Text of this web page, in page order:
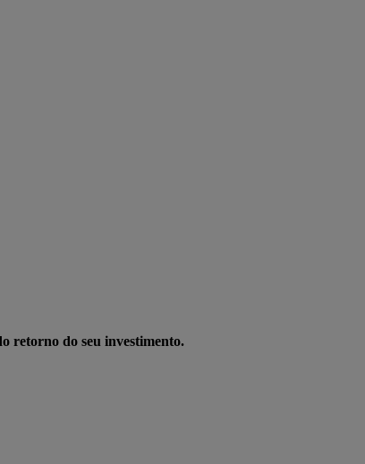
retorno do seu investimento.